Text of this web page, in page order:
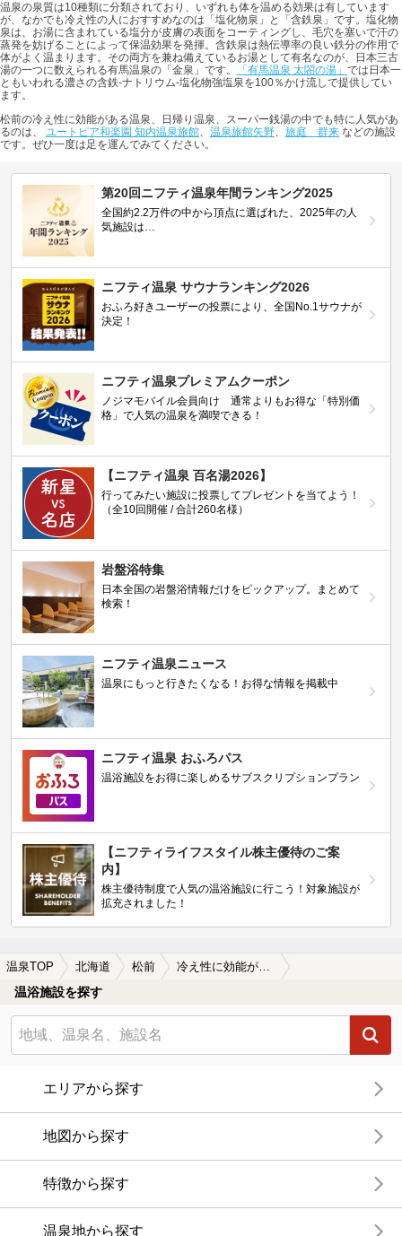
温泉の泉質は10種類に分類されており、いずれも体を温める効果は有しています
が、なかでも冷え性の人におすすめなのは「塩化物泉」と「含鉄泉」です。塩化物
泉は、お湯に含まれている塩分が皮膚の表面をコーティングし、毛穴を塞いで汗の
蒸発を妨げることによって保温効果を発揮。含鉄泉は熱伝導率の良い鉄分の作用で
体がよく温まります。その両方を兼ね備えているお湯として有名なのが、日本三古
湯の一つに数えられる有馬温泉の「金泉」です。
「有馬温泉 太閤の湯」 では日本一
ともいわれる濃さの含鉄-ナトリウム-塩化物強塩泉を100％かけ流しで提供してい
ます。
松前の冷え性に効能がある温泉、日帰り温泉、スーパー銭湯の中でも特に人気があ
るのは、 ユートピア和楽園 知内温泉旅館、 温泉旅館矢野、 旅庭 群来 などの施設
です。ぜひ一度は足を運んでみてください。
第20回ニフティ温泉年間ランキング2025
全国約2.2万件の中から頂点に選ばれた、2025年の人
気施設は…
ニフティ温泉 サウナランキング2026
おふろ好きユーザーの投票により、全国No.1サウナが
決定！
ニフティ温泉プレミアムクーポン
ノジマモバイル会員向け 通常よりもお得な「特別価
格」で人気の温泉を満喫できる！
【ニフティ温泉 百名湯2026】
行ってみたい施設に投票してプレゼントを当てよう！
（全10回開催 / 合計260名様）
岩盤浴特集
日本全国の岩盤浴情報だけをピックアップ。まとめて
検索！
ニフティ温泉ニュース
温泉にもっと行きたくなる！お得な情報を掲載中
ニフティ温泉 おふろパス
温浴施設をお得に楽しめるサブスクリプションプラン
【ニフティライフスタイル株主優待のご案
内】
株主優待制度で人気の温浴施設に行こう！対象施設が
拡充されました！
温泉TOP 北海道 松前 冷え性に効能がある松前の温泉、日帰り温泉、スーパー銭湯おすすめ
温浴施設を探す
エリアから探す
地図から探す
特徴から探す
温泉地から探す